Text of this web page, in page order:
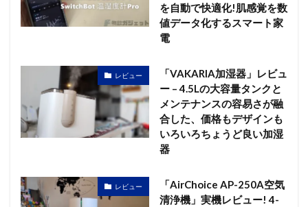
を自動で快適化!肌感覚を数
値データ化するスマート家
電
レビュー
「VAKARIA加湿器」レビュ
ー – 4.5Lの大容量タンクと
メンテナンスの容易さが融
合した、価格もデザインも
いろいろちょうど良い加湿
器
レビュー
「AirChoice AP-250A空気
清浄機」実機レビュー! 4-